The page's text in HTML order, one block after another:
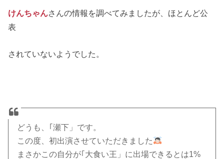
けんちゃんさんの情報を調べてみましたが、ほとんど公
表
されていないようでした。
どうも、｢瀬下」です。
この度、初出演させていただきました
まさかこの自分が｢大食い王」に出場できるとは1%